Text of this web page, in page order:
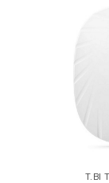
T.BI